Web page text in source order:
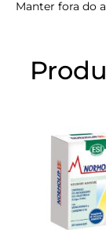
Manter fora do